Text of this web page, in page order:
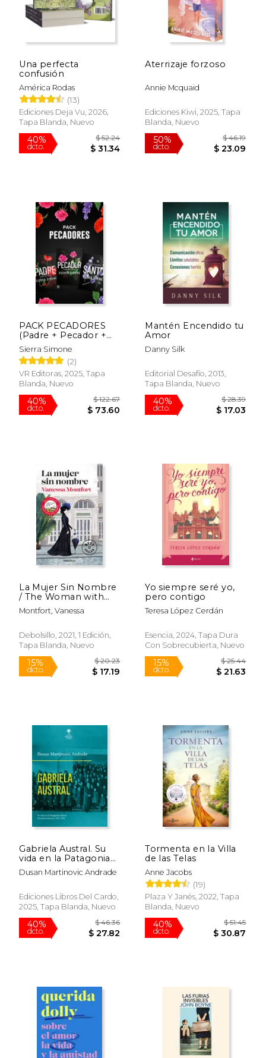
Una perfecta
confusión
América Rodas
(13)
Ediciones Deja Vu, 2026,
Tapa Blanda, Nuevo
40%
dcto. $ 31.34
Aterrizaje forzoso
Annie Mcquaid
Ediciones Kiwi, 2025, Tapa
Blanda, Nuevo
50%
dcto.
PACK PECADORES
(Padre + Pecador +
Santo)
Sierra Simone
(2)
VR Editoras, 2025, Tapa
Blanda, Nuevo
40%
Mantén Encendido tu
Amor
Danny Silk
Editorial Desafío, 2013,
Tapa Blanda, Nuevo
40%
La Mujer Sin Nombre
/ The Woman with
No Name
Montfort, Vanessa
Debolsillo, 2021, 1 Edición,
Tapa Blanda, Nuevo
15%
dcto.
$ 20.23
$ 17.19
Yo siempre seré yo,
pero contigo
Teresa López Cerdán
Esencia, 2024, Tapa Dura
Con Sobrecubierta, Nuevo
15%
dcto.
Gabriela Austral. Su
vida en la Patagonia
chilena. Revisión
histórica 1918-1920
Dusan Martinovic Andrade
Ediciones Libros Del Cardo,
2025, Tapa Blanda, Nuevo
Tormenta en la Villa
de las Telas
Anne Jacobs
(19)
Plaza Y Janés, 2022, Tapa
Blanda, Nuevo